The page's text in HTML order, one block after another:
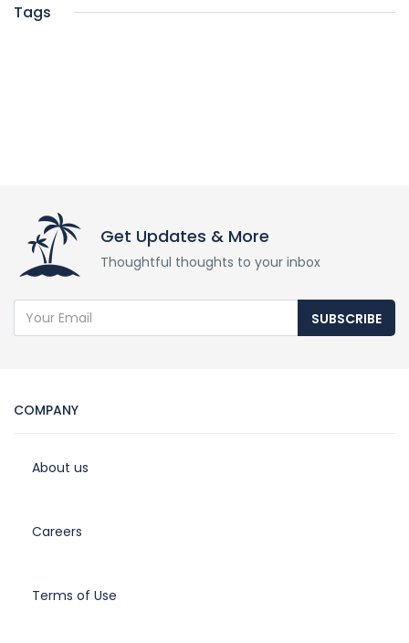
Tags
Get Updates & More
Thoughtful thoughts to your inbox
SUBSCRIBE
COMPANY
About us
Careers
Terms of Use